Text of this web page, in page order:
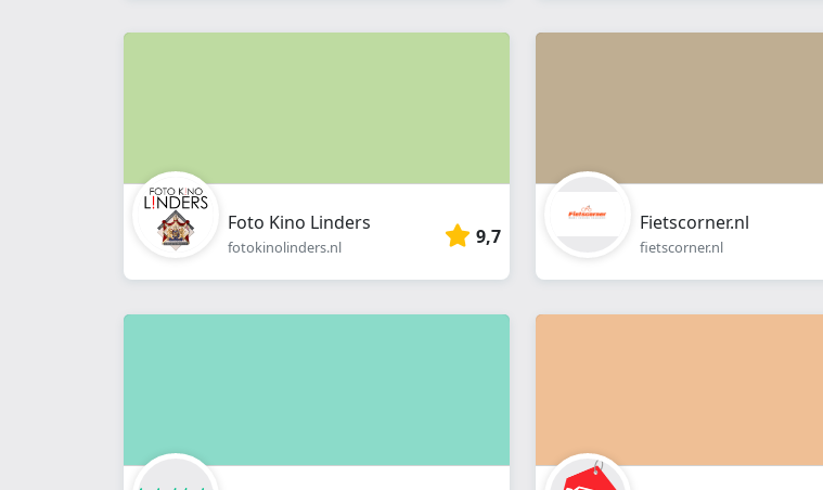
Foto Kino Linders
fotokinolinders.nl 9,7
Fietscorner.nl
fietscorner.nl